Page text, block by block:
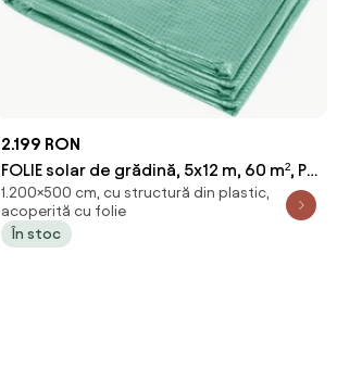
2.199 RON
FOLIE solar de grădină, 5x12 m, 60 m², PE
armată, rezistentă 180g/m2, cu filtru
UV, impermeabila, ferestre rulante,
Verde, GH512C,
1.200×500 cm, cu structură din plastic,
acoperită cu folie
În stoc